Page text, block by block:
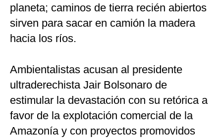
planeta; caminos de tierra recién abiertos
sirven para sacar en camión la madera
hacia los ríos.
Ambientalistas acusan al presidente
ultraderechista Jair Bolsonaro de
estimular la devastación con su retórica a
favor de la explotación comercial de la
Amazonía y con proyectos promovidos